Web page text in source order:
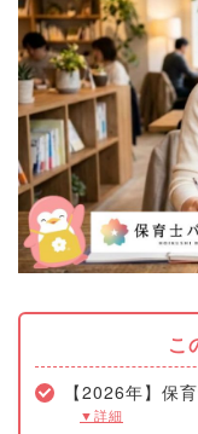
こ
【2026年】保
▼詳細